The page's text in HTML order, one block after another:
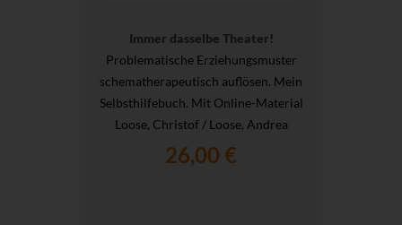
Immer dasselbe Theater!
Problematische Erziehungsmuster
schematherapeutisch auflösen. Mein
Selbsthilfebuch. Mit Online-Material
Loose, Christof / Loose, Andrea
26,00 €